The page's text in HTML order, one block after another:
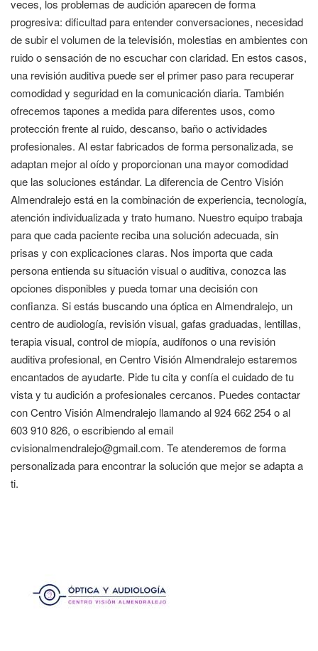
veces, los problemas de audición aparecen de forma
progresiva: dificultad para entender conversaciones, necesidad
de subir el volumen de la televisión, molestias en ambientes con
ruido o sensación de no escuchar con claridad. En estos casos,
una revisión auditiva puede ser el primer paso para recuperar
comodidad y seguridad en la comunicación diaria. También
ofrecemos tapones a medida para diferentes usos, como
protección frente al ruido, descanso, baño o actividades
profesionales. Al estar fabricados de forma personalizada, se
adaptan mejor al oído y proporcionan una mayor comodidad
que las soluciones estándar. La diferencia de Centro Visión
Almendralejo está en la combinación de experiencia, tecnología,
atención individualizada y trato humano. Nuestro equipo trabaja
para que cada paciente reciba una solución adecuada, sin
prisas y con explicaciones claras. Nos importa que cada
persona entienda su situación visual o auditiva, conozca las
opciones disponibles y pueda tomar una decisión con
confianza. Si estás buscando una óptica en Almendralejo, un
centro de audiología, revisión visual, gafas graduadas, lentillas,
terapia visual, control de miopía, audífonos o una revisión
auditiva profesional, en Centro Visión Almendralejo estaremos
encantados de ayudarte. Pide tu cita y confía el cuidado de tu
vista y tu audición a profesionales cercanos. Puedes contactar
con Centro Visión Almendralejo llamando al 924 662 254 o al
603 910 826, o escribiendo al email
cvisionalmendralejo@gmail.com. Te atenderemos de forma
personalizada para encontrar la solución que mejor se adapta a
ti.